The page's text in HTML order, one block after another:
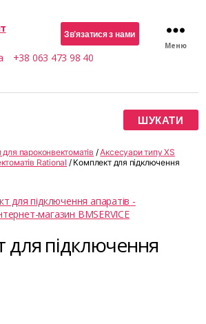
Зв’язатися з нами
+38 063 473 98 40
Меню
пароконвектоматів /Аксесуари типу XS
Rational / Комплект для підключення
для підключення